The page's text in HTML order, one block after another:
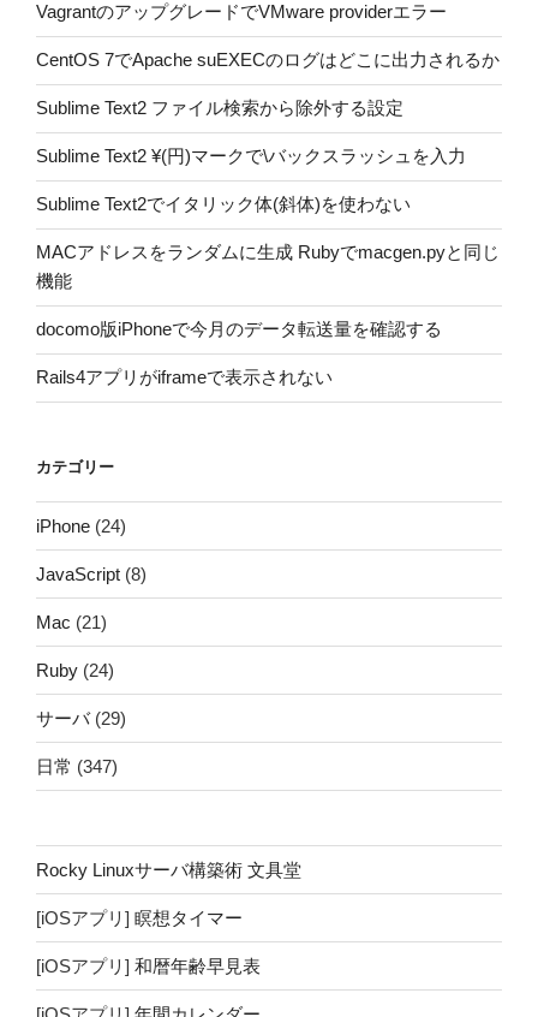
VagrantのアップグレードでVMware providerエラー
CentOS 7でApache suEXECのログはどこに出力されるか
Sublime Text2 ファイル検索から除外する設定
Sublime Text2 ¥(円)マークで\バックスラッシュを入力
Sublime Text2でイタリック体(斜体)を使わない
MACアドレスをランダムに生成 Rubyでmacgen.pyと同じ
機能
docomo版iPhoneで今月のデータ転送量を確認する
Rails4アプリがiframeで表示されない
カテゴリー
iPhone (24)
JavaScript (8)
Mac (21)
Ruby (24)
サーバ(29)
日常 (347)
Rocky Linuxサーバ構築術 文具堂
[iOSアプリ] 瞑想タイマー
[iOSアプリ] 和暦年齢早見表